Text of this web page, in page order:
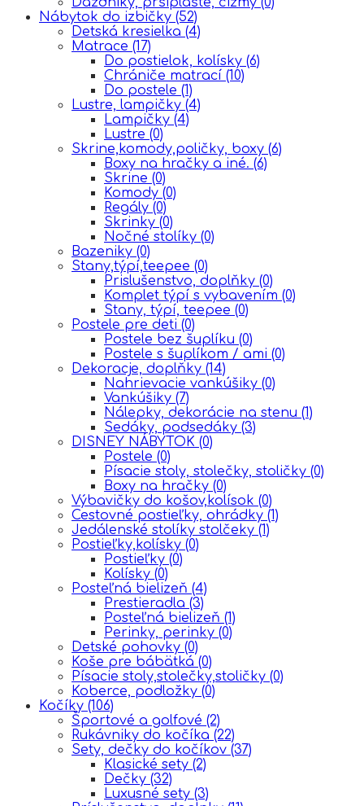
Nábytok do izbičky (52)
Detská kresielka (4)
Matrace (17)
Do postielok, kolísky (6)
Chrániče matrací (10)
Do postele (1)
Lustre, lampičky (4)
Lampičky (4)
Lustre (0)
Skrine,komody,poličky, boxy (6)
Boxy na hračky a iné. (6)
Skrine (0)
Komody (0)
Regály (0)
Skrinky (0)
Nočné stolíky (0)
Bazeniky (0)
Stany,týpí,teepee (0)
Prislušenstvo, doplňky (0)
Komplet týpí s vybavením (0)
Stany, týpí, teepee (0)
Postele pre deti (0)
Postele bez šuplíku (0)
Postele s šuplíkom / ami (0)
Dekoracje, doplňky (14)
Nahrievacie vankúšiky (0)
Vankúšiky (7)
Nálepky, dekorácie na stenu (1)
Sedáky, podsedáky (3)
DISNEY NÁBYTOK (0)
Postele (0)
Písacie stoly, stolečky, stoličky (0)
Boxy na hračky (0)
Výbavičky do košov,kolísok (0)
Cestovné postieľky, ohrádky (1)
Jedálenské stolíky stolčeky (1)
Postieľky,kolísky (0)
Postieľky (0)
Kolísky (0)
Posteľná bielizeň (4)
Prestieradla (3)
Posteľná bielizeň (1)
Perinky, perinky (0)
Detské pohovky (0)
Koše pre bábätká (0)
Písacie stoly,stolečky,stoličky (0)
Koberce, podložky (0)
Kočíky (106)
Športové a golfové (2)
Rukávniky do kočíka (22)
Sety, dečky do kočíkov (37)
Klasické sety (2)
Dečky (32)
Luxusné sety (3)